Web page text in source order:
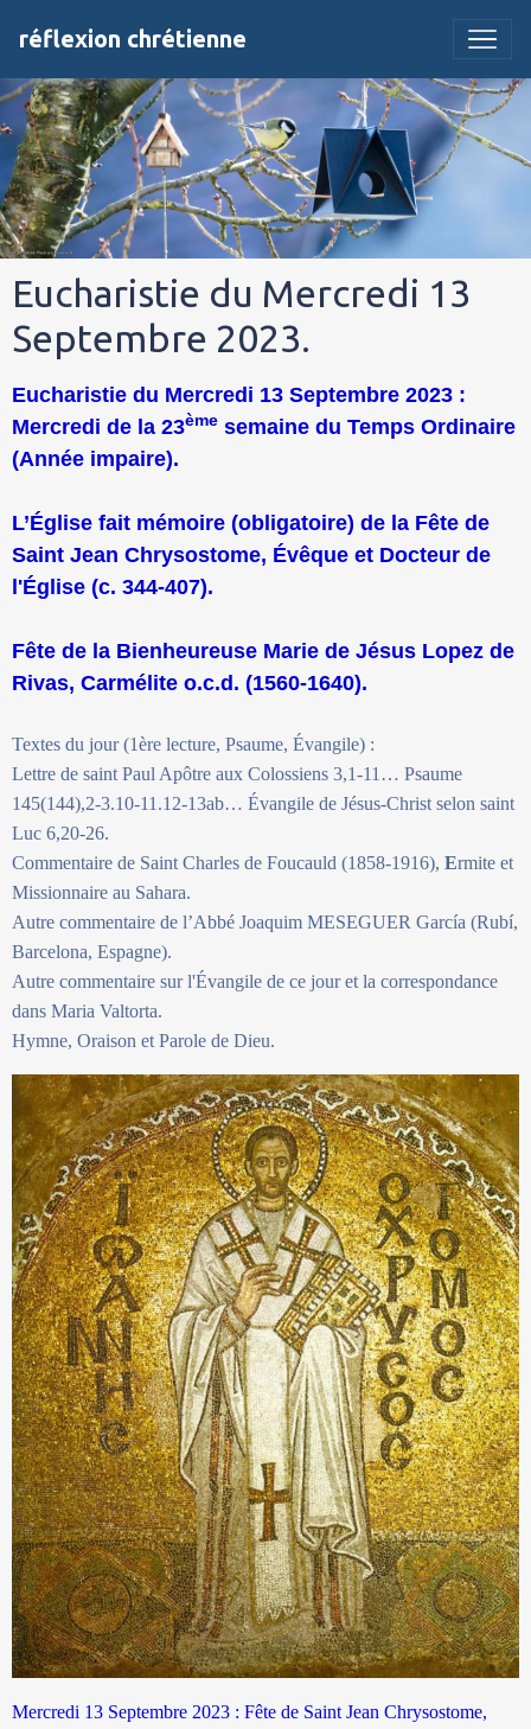
réflexion chrétienne
Eucharistie du Mercredi 13
Septembre 2023.
Eucharistie du Mercredi 13 Septembre 2023 :
Mercredi de la 23ème semaine du Temps Ordinaire
(Année impaire).
L’Église fait mémoire (obligatoire) de la Fête de
Saint Jean Chrysostome, Évêque et Docteur de
l'Église (c. 344-407).
Fête de la Bienheureuse Marie de Jésus Lopez de
Rivas, Carmélite o.c.d. (1560-1640).
Textes du jour (1ère lecture, Psaume, Évangile) :
Lettre de saint Paul Apôtre aux Colossiens 3,1-11… Psaume
145(144),2-3.10-11.12-13ab… Évangile de Jésus-Christ selon saint
Luc 6,20-26.
Commentaire de Saint Charles de Foucauld (1858-1916), Ermite et
Missionnaire au Sahara.
Autre commentaire de l’Abbé Joaquim MESEGUER García (Rubí,
Barcelona, Espagne).
Autre commentaire sur l'Évangile de ce jour et la correspondance
dans Maria Valtorta.
Hymne, Oraison et Parole de Dieu.
Mercredi 13 Septembre 2023 : Fête de Saint Jean Chrysostome,